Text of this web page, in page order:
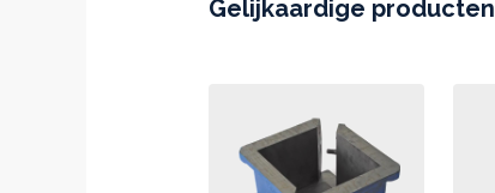
Gelijkaardige producten